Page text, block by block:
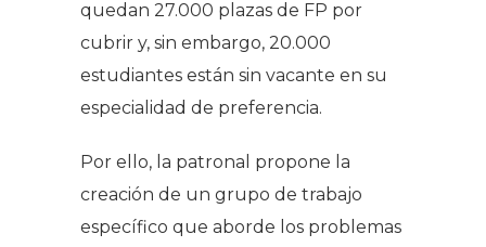
quedan 27.000 plazas de FP por
cubrir y, sin embargo, 20.000
estudiantes están sin vacante en su
especialidad de preferencia.
Por ello, la patronal propone la
creación de un grupo de trabajo
específico que aborde los problemas